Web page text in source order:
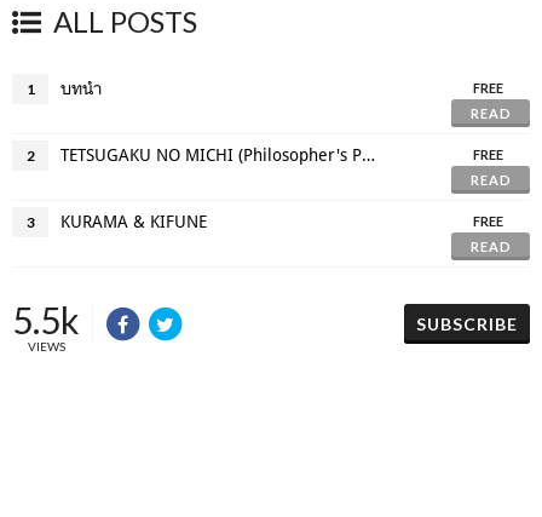
ALL POSTS
1 บทนำ
FREE
READ
2 TETSUGAKU NO MICHI (Philosopher's Path)
FREE
READ
3 KURAMA & KIFUNE
FREE
READ
5.5k
VIEWS
SUBSCRIBE